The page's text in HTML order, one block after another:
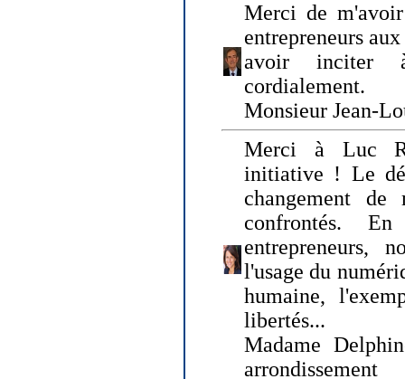
Merci de
entrepreneurs
avoir inciter
cordialement.
Monsieur Jean-
Merci à Luc
initiative ! Le
changement de
confrontés.
entrepreneurs,
l'usage du
humaine,
libertés...
Madame
arrondissement